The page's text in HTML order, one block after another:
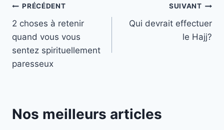
Navigation
de
l’article
PRÉCÉDENT
2 choses à retenir
quand vous vous
sentez spirituellement
paresseux
SUIVANT
Qui devrait effectuer
le Hajj?
Nos meilleurs articles